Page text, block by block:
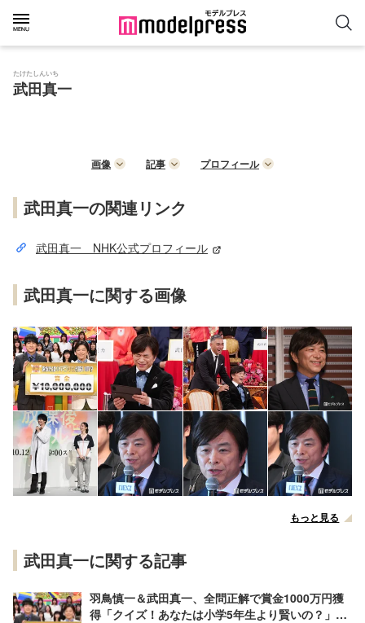
たけたしんいち
武田真一
画像 記事 プロフィール
武田真一の関連リンク
武田真一 NHK公式プロフィール
武田真一に関する画像
もっと見る
武田真一に関する記事
羽鳥慎一＆武田真一、全問正解で賞金1000万円獲
得「クイズ！あなたは小学5年生より賢いの？」史